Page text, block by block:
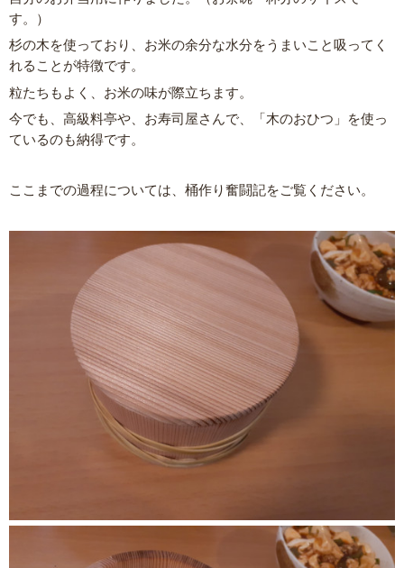
す。）
杉の木を使っており、お米の余分な水分をうまいこと吸ってく
れることが特徴です。
粒たちもよく、お米の味が際立ちます。
今でも、高級料亭や、お寿司屋さんで、「木のおひつ」を使っ
ているのも納得です。
ここまでの過程については、桶作り奮闘記をご覧ください。